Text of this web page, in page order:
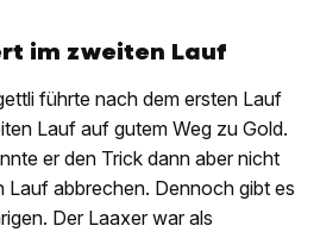
im zweiten Lauf
führte nach dem ersten Lauf
Lauf auf gutem Weg zu Gold.
er den Trick dann aber nicht
Lauf abbrechen. Dennoch gibt es
Der Laaxer war als